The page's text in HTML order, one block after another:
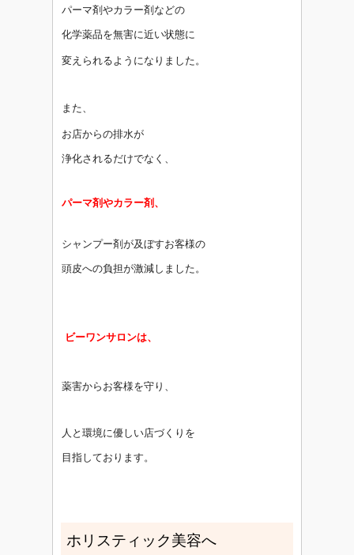
パーマ剤やカラー剤などの
化学薬品を無害に近い状態に
変えられるようになりました。
また、
お店からの排水が
浄化されるだけでなく、
パーマ剤やカラー剤、
シャンプー剤が及ぼすお客様の
頭皮への負担が激減しました。
ビーワンサロンは、
薬害からお客様を守り、
人と環境に優しい店づくりを
目指しております。
ホリスティック美容へ